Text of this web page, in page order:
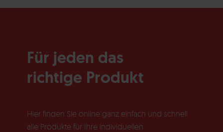
Für jeden das
richtige Produkt
Hier finden Sie online ganz einfach und schnell
alle Produkte für Ihre individuellen